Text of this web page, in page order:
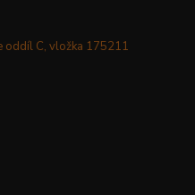
oddíl C, vložka 175211